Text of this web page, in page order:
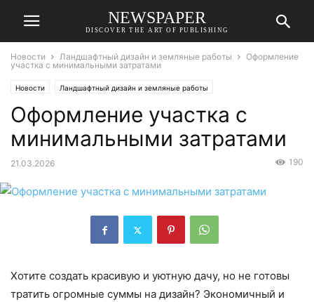
NEWSPAPER
DISCOVER THE ART OF PUBLISHING
Новости Ландшафтный дизайн и земляные работы
Оформление
участка с минимальными затратами
Новости Ландшафтный дизайн и земляные работы
Оформление участка с
минимальными затратами
21.03.2026 190
Хотите создать красивую и уютную дачу, но не готовы
тратить огромные суммы на дизайн? Экономичный и